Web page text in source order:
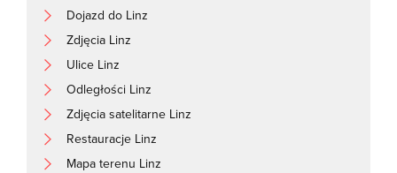
Dojazd do Linz
Zdjęcia Linz
Ulice Linz
Odległości Linz
Zdjęcia satelitarne Linz
Restauracje Linz
Mapa terenu Linz